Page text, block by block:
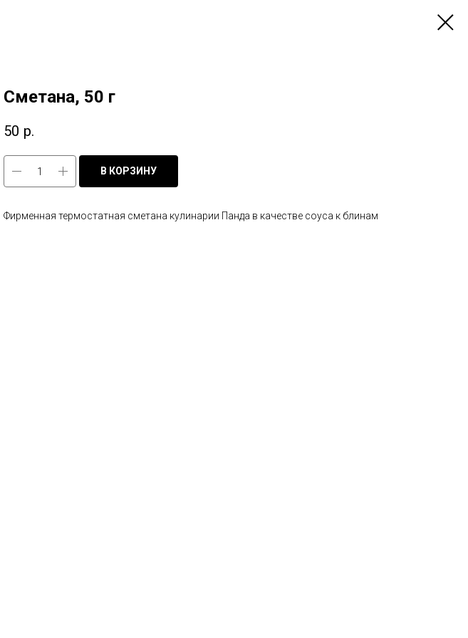
Сметана, 50 г
50 р.
В КОРЗИНУ
Фирменная термостатная сметана кулинарии Панда в качестве соуса к блинам